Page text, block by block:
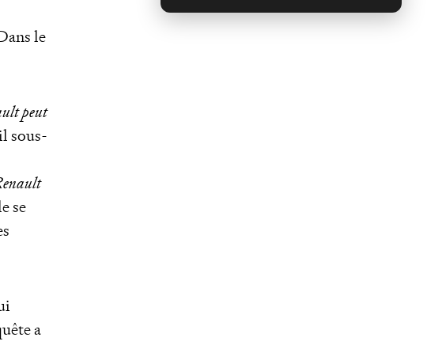
le
peut
sous-
se
a